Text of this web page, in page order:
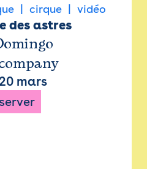
cirque vidéo
des astres
mars